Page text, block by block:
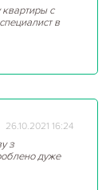
с
в
26.10.2021 16:24
з
дуже